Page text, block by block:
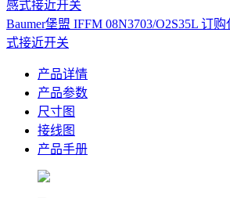
Baumer堡盟 IFFM 08N3703/O2S35L 订
式接近开关
产品详情
产品参数
尺寸图
接线图
产品手册